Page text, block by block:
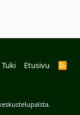
Tuki Etusivu
R